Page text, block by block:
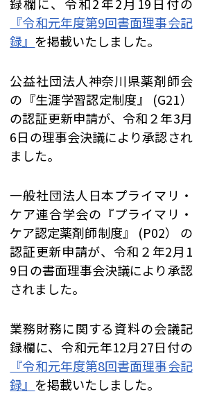
『令和元年度第9回書面理事会記
録』 を掲載いたしました。
公益社団法人神奈川県薬剤師会
の『生涯学習認定制度』 (G21）
の認証更新申請が、令和２年3月
6日の理事会決議により承認され
ました。
一般社団法人日本プライマリ・
ケア連合学会の『プライマリ・
ケア認定薬剤師制度』 (P02） の
認証更新申請が、令和２年2月1
9日の書面理事会決議により承認
されました。
業務財務に関する資料の会議記
録欄に、令和元年12月27日付の
『令和元年度第8回書面理事会記
録』 を掲載いたしました。